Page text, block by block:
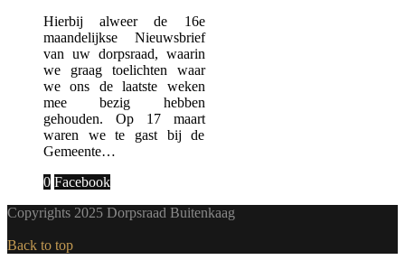
Hierbij alweer de 16e
maandelijkse Nieuwsbrief
van uw dorpsraad, waarin
we graag toelichten waar
we ons de laatste weken
mee bezig hebben
gehouden. Op 17 maart
waren we te gast bij de
Gemeente…
0 Facebook
Copyrights 2025 Dorpsraad Buitenkaag
Back to top